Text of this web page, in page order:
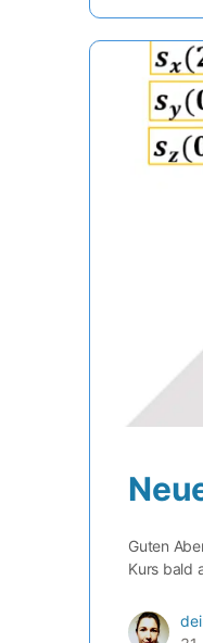
Guten
Kurs bald